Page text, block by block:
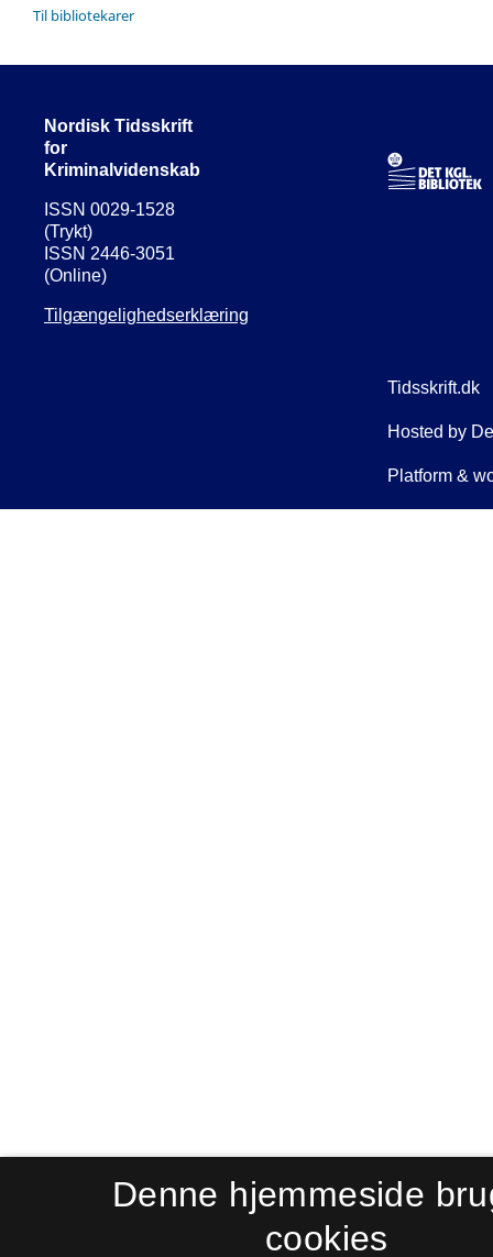
Til bibliotekarer
Nordisk Tidsskrift
for
Kriminalvidenskab
ISSN 0029-1528
(Trykt)
ISSN 2446-3051
(Online)
Tilgængelighedserklæring
Denne hjemmeside
cookies